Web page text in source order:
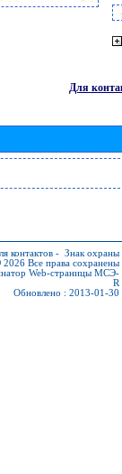
Для
контактов - Знак охраны
2026 Все права сохранены
Web-страницы МСЭ-
R
Обновлено : 2013-01-30